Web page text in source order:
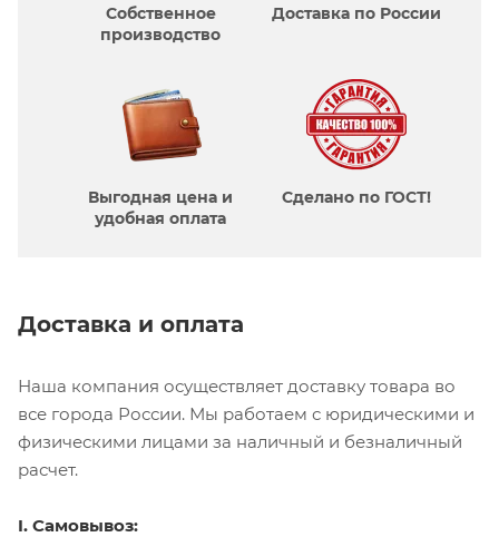
Собственное
производcтво
Доставка по России
Выгодная цена и
удобная оплата
Сделано по ГОСТ!
Доставка и оплата
Наша компания осуществляет доставку товара во
все города России. Мы работаем с юридическими и
физическими лицами за наличный и безналичный
расчет.
I. Самовывоз: